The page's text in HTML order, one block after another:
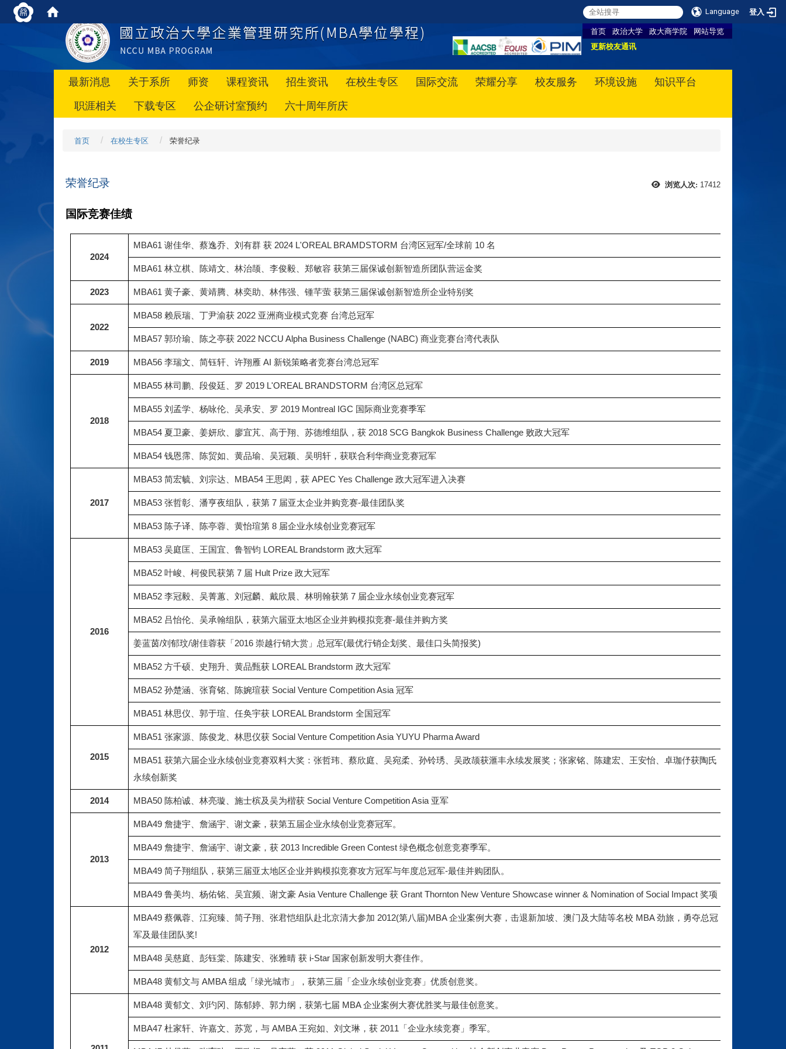
Language 登入
首页 政治大学 政大商学院
网站导览
更新校友通讯
最新消息 关于系所 师资 课程资讯 招生资讯 在校生专区 国际交流 荣耀分享 校友服务 环境设施
知识平台
职涯相关
下载专区 公企研讨室预约 六十周年所庆
首页 在校生专区 荣誉纪录
浏览人次: 17412
荣誉纪录
国际竞赛佳绩
2024
MBA61 谢佳华、蔡逸乔、刘有群 获 2024 L'OREAL BRAMDSTORM 台湾区冠军/全球前 10 名
MBA61 林立棋、陈靖文、林治颉、李俊毅、郑敏容 获第三届保诚创新智造所团队营运金奖
2023 MBA61 黄子豪、黄靖腾、林奕助、林伟强、锺芊萤 获第三届保诚创新智造所企业特别奖
2022
MBA58 赖辰瑞、丁尹渝获 2022 亚洲商业模式竞赛 台湾总冠军
MBA57 郭玠瑜、陈之亭获 2022 NCCU Alpha Business Challenge (NABC) 商业竞赛台湾代表队
2019 MBA56 李瑞文、简钰轩、许翔雁 AI 新锐策略者竞赛台湾总冠军
2018
MBA55 林司鹏、段俊廷、罗 2019 L'OREAL BRANDSTORM 台湾区总冠军
MBA55 刘孟学、杨咏伦、吴承安、罗 2019 Montreal IGC 国际商业竞赛季军
MBA54 夏卫豪、姜妍欣、廖宜芃、高于翔、苏德维组队，获 2018 SCG Bangkok Business Challenge 败政大冠军
MBA54 钱恩霈、陈贸如、黄品瑜、吴冠颖、吴明轩，获联合利华商业竞赛冠军
2017
MBA53 简宏毓、刘宗达、MBA54 王思闳，获 APEC Yes Challenge 政大冠军进入决赛
MBA53 张哲彰、潘亨夜组队，获第 7 届亚太企业并购竞赛-最佳团队奖
MBA53 陈子译、陈亭蓉、黄怡瑄第 8 届企业永续创业竞赛冠军
2016
MBA53 吴庭匡、王国宜、鲁智钧 LOREAL Brandstorm 政大冠军
MBA52 叶峻、柯俊民获第 7 届 Hult Prize 政大冠军
MBA52 李冠毅、吴菁蕙、刘冠麟、戴欣晨、林明翰获第 7 届企业永续创业竞赛冠军
MBA52 吕怡伦、吴承翰组队，获第六届亚太地区企业并购模拟竞赛-最佳并购方奖
姜蓝茵/刘郁玟/谢佳蓉获「2016 崇越行销大赏」总冠军(最优行销企划奖、最佳口头简报奖)
MBA52 方千硕、史翔升、黄品甄获 LOREAL Brandstorm 政大冠军
MBA52 孙楚涵、张育铭、陈婉瑄获 Social Venture Competition Asia 冠军
MBA51 林思仪、郭于瑄、任奂宇获 LOREAL Brandstorm 全国冠军
2015
MBA51 张家源、陈俊龙、林思仪获 Social Venture Competition Asia YUYU Pharma Award
MBA51 获第六届企业永续创业竞赛双料大奖：张哲玮、蔡欣庭、吴宛柔、孙铃琇、吴政颉获滙丰永续发展奖；张家铭、陈建宏、王安怡、卓珈伃获陶氏
永续创新奖
2014 MBA50 陈柏诚、林亮璇、施士槟及吴为楷获 Social Venture Competition Asia 亚军
2013
MBA49 詹捷宇、詹涵宇、谢文豪，获第五届企业永续创业竞赛冠军。
MBA49 詹捷宇、詹涵宇、谢文豪，获 2013 Incredible Green Contest 绿色概念创意竞赛季军。
MBA49 简子翔组队，获第三届亚太地区企业并购模拟竞赛攻方冠军与年度总冠军-最佳并购团队。
MBA49 鲁美均、杨佑铭、吴宜频、谢文豪 Asia Venture Challenge 获 Grant Thornton New Venture Showcase winner & Nomination of Social Impact 奖项
2012
MBA49 蔡佩蓉、江宛臻、简子翔、张君恺组队赴北京清大参加 2012(第八届)MBA 企业案例大赛，击退新加坡、澳门及大陆等名校 MBA 劲旅，勇夺总冠
军及最佳团队奖!
MBA48 吴慈庭、彭钰棠、陈建安、张雅晴 获 i-Star 国家创新发明大赛佳作。
MBA48 黄郁文与 AMBA 组成「绿光城市」，获第三届「企业永续创业竞赛」优质创意奖。
MBA48 黄郁文、刘玓冈、陈郁婷、郭力纲，获第七届 MBA 企业案例大赛优胜奖与最佳创意奖。
MBA47 杜家轩、许嘉文、苏宽，与 AMBA 王宛如、刘文琳，获 2011「企业永续竞赛」季军。